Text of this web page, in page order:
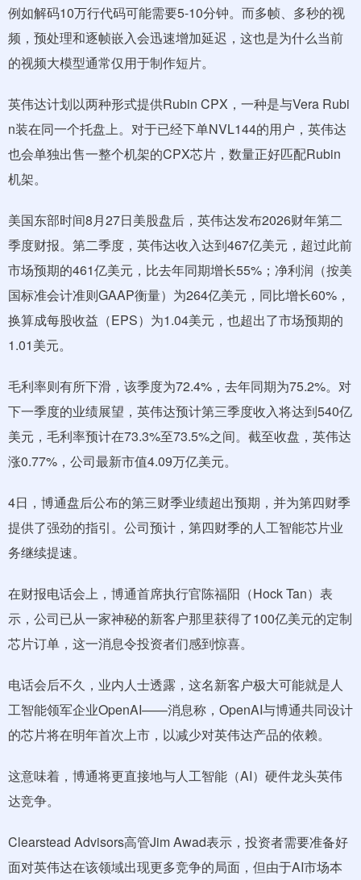
例如解码10万行代码可能需要5-10分钟。而多帧、多秒的视
频，预处理和逐帧嵌入会迅速增加延迟，这也是为什么当前
的视频大模型通常仅用于制作短片。
英伟达计划以两种形式提供Rubin CPX，一种是与Vera Rubi
n装在同一个托盘上。对于已经下单NVL144的用户，英伟达
也会单独出售一整个机架的CPX芯片，数量正好匹配Rubin
机架。
美国东部时间8月27日美股盘后，英伟达发布2026财年第二
季度财报。第二季度，英伟达收入达到467亿美元，超过此前
市场预期的461亿美元，比去年同期增长55%；净利润（按美
国标准会计准则GAAP衡量）为264亿美元，同比增长60%，
换算成每股收益（EPS）为1.04美元，也超出了市场预期的
1.01美元。
毛利率则有所下滑，该季度为72.4%，去年同期为75.2%。对
下一季度的业绩展望，英伟达预计第三季度收入将达到540亿
美元，毛利率预计在73.3%至73.5%之间。截至收盘，英伟达
涨0.77%，公司最新市值4.09万亿美元。
4日，博通盘后公布的第三财季业绩超出预期，并为第四财季
提供了强劲的指引。公司预计，第四财季的人工智能芯片业
务继续提速。
在财报电话会上，博通首席执行官陈福阳（Hock Tan）表
示，公司已从一家神秘的新客户那里获得了100亿美元的定制
芯片订单，这一消息令投资者们感到惊喜。
电话会后不久，业内人士透露，这名新客户极大可能就是人
工智能领军企业OpenAI——消息称，OpenAI与博通共同设计
的芯片将在明年首次上市，以减少对英伟达产品的依赖。
这意味着，博通将更直接地与人工智能（AI）硬件龙头英伟
达竞争。
Clearstead Advisors高管Jim Awad表示，投资者需要准备好
面对英伟达在该领域出现更多竞争的局面，但由于AI市场本